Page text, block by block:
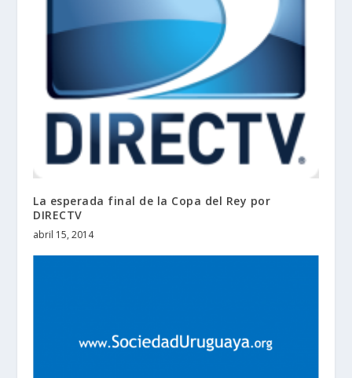
La esperada final de la Copa del Rey por
DIRECTV
abril 15, 2014